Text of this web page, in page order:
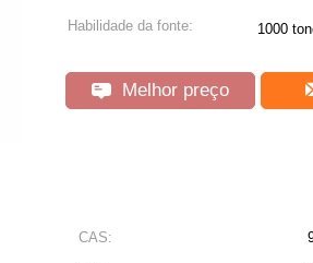
Habilidade da fonte: 1000
Melhor preço
CAS: